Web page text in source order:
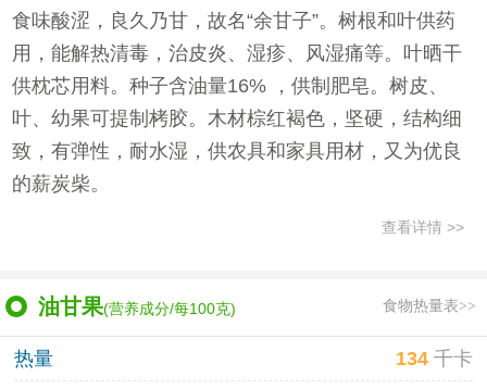
食味酸涩，良久乃甘，故名“余甘子”。树根和叶供药
用，能解热清毒，治皮炎、湿疹、风湿痛等。叶晒干
供枕芯用料。种子含油量16% ，供制肥皂。树皮、
叶、幼果可提制栲胶。木材棕红褐色，坚硬，结构细
致，有弹性，耐水湿，供农具和家具用材，又为优良
的薪炭柴。
查看详情 >>
油甘果(营养成分/每100克) 食物热量表>>
热量 134千卡